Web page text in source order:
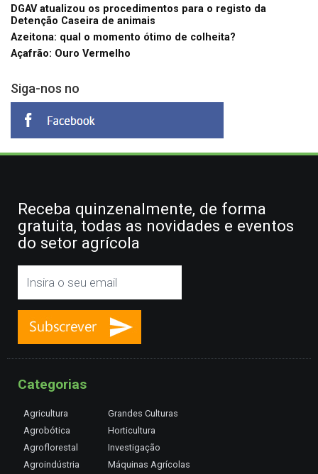
DGAV atualizou os procedimentos para o registo da
Detenção Caseira de animais
Azeitona: qual o momento ótimo de colheita?
Açafrão: Ouro Vermelho
Siga-nos no
Receba quinzenalmente, de forma
gratuita, todas as novidades e eventos
do setor agrícola
Categorias
Agricultura
Agrobótica
Agroflorestal
Agroindústria
Grandes Culturas
Horticultura
Investigação
Máquinas Agrícolas